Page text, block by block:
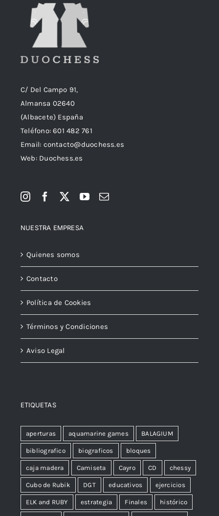
C/ Del Campo 91,
Almansa 02640
(Albacete) España
Teléfono:601 482 761
Email: contacto@duochess.es
Web: Duochess.es
NUESTRA EMPRESA
Quienes somos
Contacto
Política de Cookies
Términos y Condiciones
Aviso Legal
ETIQUETAS
aperturas aquamarine games BALAGIUM
bibliografico biograficos bloques
caja madera Camiseta Cayro CD chessy
Cubo de Rubik DGT educativos ejercicios
ELK and RUBY estrategia Finales histórico